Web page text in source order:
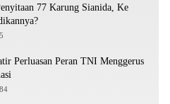
77 Karung Sianida, Ke
Perluasan Peran TNI Menggerus